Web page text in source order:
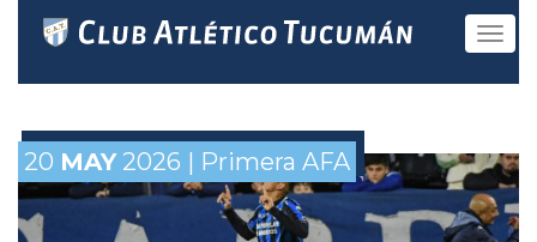
Toggle
20 MAY2026 | Primera AFA